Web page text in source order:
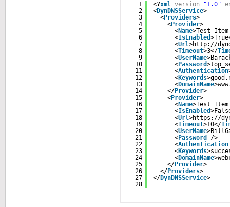
1
2
3
4
5
6
7
8
9
10
11
12
13
14
15
16
17
18
19
20
21
22
23
24
25
26
27
28
<?xml version="1.0"
<DynDNSService>
<Providers>
<Provider>
<Name>Test
<IsEnabled
<Url>http://
<Timeout>3</
<UserName
<Password
<Authentication
<Keywords
<DomainName
</Provider>
<Provider>
<Name>Test
<IsEnabled
<Url>https://
<Timeout>10</
<UserName
<Password
/>
<Authentication
<Keywords
<DomainName
</Provider>
</Providers>
</DynDNSService>